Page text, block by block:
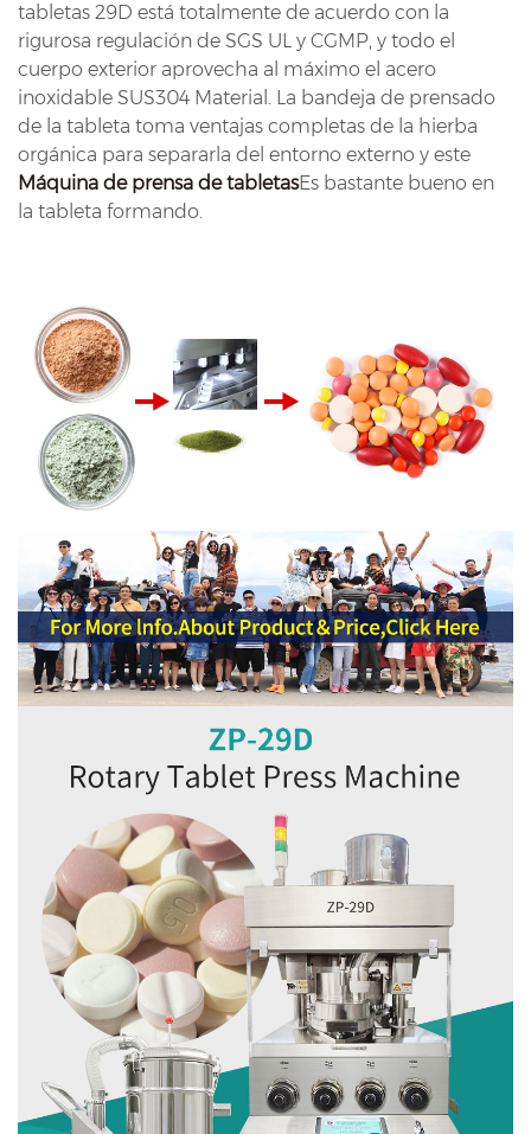
tabletas 29D está totalmente de acuerdo con la
rigurosa regulación de SGS UL y CGMP, y todo el
cuerpo exterior aprovecha al máximo el acero
inoxidable SUS304 Material. La bandeja de prensado
de la tableta toma ventajas completas de la hierba
orgánica para separarla del entorno externo y este
Máquina de prensa de tabletasEs bastante bueno en
la tableta formando.